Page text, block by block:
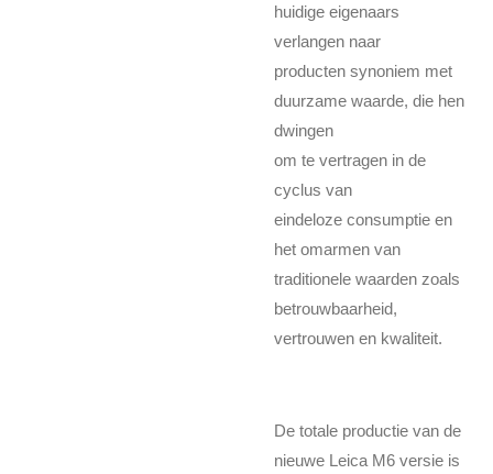
huidige eigenaars
verlangen naar
producten synoniem met
duurzame waarde, die hen
dwingen
om te vertragen in de
cyclus van
eindeloze consumptie en
het omarmen van
traditionele waarden zoals
betrouwbaarheid,
vertrouwen en kwaliteit.
De totale productie van de
nieuwe Leica M6 versie is